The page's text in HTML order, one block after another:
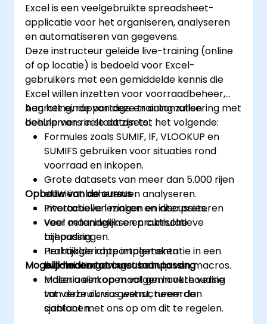
Excel is een veelgebruikte spreadsheet-
applicatie voor het organiseren, analyseren
en automatiseren van gegevens.
Deze instructeur geleide live-training (online
of op locatie) is bedoeld voor Excel-
gebruikers met een gemiddelde kennis die
Excel willen inzetten voor voorraadbeheer,
begroting, rapportage en automatisering met
behulp van reële datasets.
Aan het einde van deze training zullen
deelnemers in staat zijn tot het volgende:
Formules zoals SUMIF, IF, VLOOKUP en
SUMIFS gebruiken voor situaties rond
voorraad en inkopen.
Grote datasets van meer dan 5.000 rijen
efficiënt beheren en analyseren.
Pivottabellen maken en interpreteren
voor maandelijkse en cumulatieve
bijhouding.
Herhaalde rapportagetaken
automatiseren met behulp van macros.
Materiaalinkopen volgen in verhouding
tot verbruik via gestructureerde
sjablonen.
Opbouw van de cursus
Interactieve lezingen en discussies.
Veel oefeningen en praktische
toepassingen.
Praktijkgerichte implementatie in een
live-labomgeving.
Mogelijkheden tot cursusaanpassing
Indien u een op maat gemaakte versie
van deze cursus wenst, neem dan
contact met ons op om dit te regelen.